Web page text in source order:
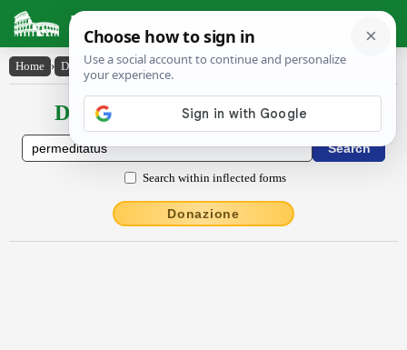
Latin Dictionary
Home › Declensions / Conjugations › permĕdĭtātus
Declensions / Conjugations latin
Search within inflected forms
Donazione